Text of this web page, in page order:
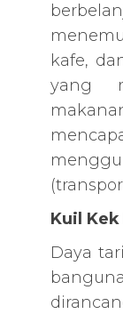
kafe,
yang
Kuil Kek
Daya